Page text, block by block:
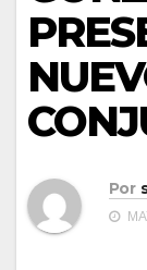
Por